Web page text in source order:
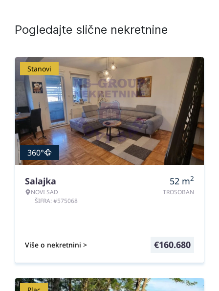
Pogledajte slične nekretnine
Stanovi
360°
Salajka
NOVI SAD
ŠIFRA: #575068
52 m2
TROSOBAN
Više o nekretnini > €160.680